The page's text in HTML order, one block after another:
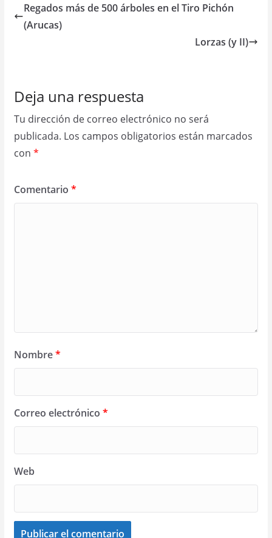
Regados más de 500 árboles en el Tiro Pichón
(Arucas)
Lorzas (y II)
Deja una respuesta
Tu dirección de correo electrónico no será
publicada. Los campos obligatorios están marcados
con *
Comentario *
Nombre*
Correo electrónico *
Web